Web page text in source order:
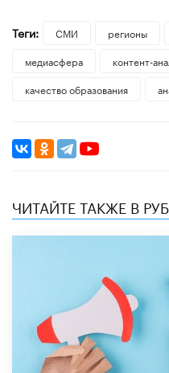
Теги: СМИ регионы
медиасфера
контент-
качество образования
ЧИТАЙТЕ ТАКЖЕ В